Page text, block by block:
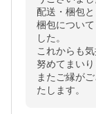
配送・梱包
梱包につい
した。
これからも
努めてまいり
またご縁が
たします。